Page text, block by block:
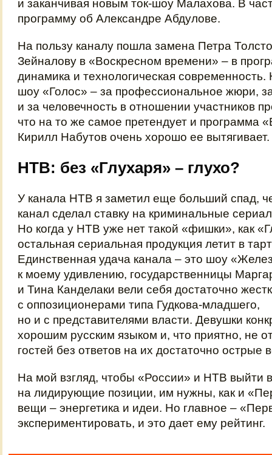
и заканчивая новым ток-шоу Малахова. В
программу об Александре Абдулове.
На пользу каналу пошла замена Петра
Зейналову в «Воскресном времени» – в
динамика и технологическая современность.
шоу «Голос» – за профессиональное жюри,
и за человечность в отношении участников
что на то же самое претендует и программа
Кирилл Набутов очень хорошо ее вытягивает.
НТВ: без «Глухаря» – глухо?
У канала НТВ я заметил еще больший спад,
канал сделал ставку на криминальные
Но когда у НТВ уже нет такой «фишки», как
остальная сериальная продукция летит в
Единственная удача канала – это шоу
к моему удивлению, государственницы
и Тина Канделаки вели себя достаточно
с оппозиционерами типа Гудкова-младшего,
но и с представителями власти. Девушки
хорошим русским языком и, что приятно, не
гостей без ответов на их достаточно острые
На мой взгляд, чтобы «России» и НТВ выйти
на лидирующие позиции, им нужны, как и
вещи – энергетика и идеи. Но главное –
экспериментировать, и это дает ему рейтинг.